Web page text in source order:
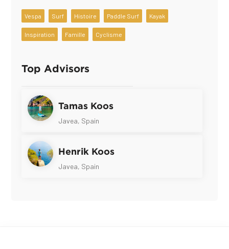
Vespa Surf Histoire Paddle Surf Kayak
Inspiration Famille Cyclisme
Top Advisors
Tamas Koos
Javea, Spain
Henrik Koos
Javea, Spain